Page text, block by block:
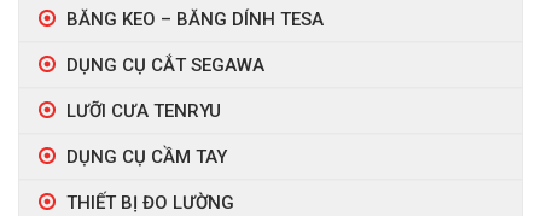
BĂNG KEO – BĂNG DÍNH TESA
DỤNG CỤ CẮT SEGAWA
LƯỠI CƯA TENRYU
DỤNG CỤ CẦM TAY
THIẾT BỊ ĐO LƯỜNG